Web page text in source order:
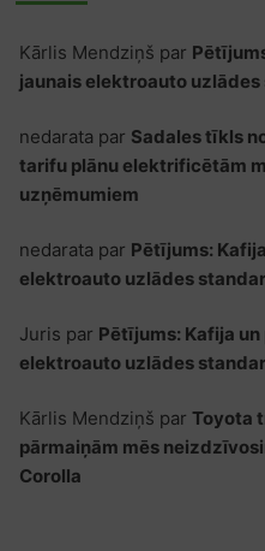
Kārlis Mendziņš par
jaunais elektroauto
nedarata par Sadales tīkls
tarifu plānu elektrificētām
uzņēmumiem
nedarata par Pētījums:
elektroauto uzlādes
Juris par Pētījums: Kafija
elektroauto uzlādes
Kārlis Mendziņš par Toyota
pārmaiņām mēs
Corolla